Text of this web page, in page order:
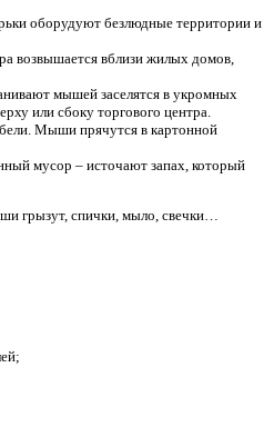
оборудуют безлюдные территории и
возвышается вблизи жилых домов,
мышей заселятся в укромных
или сбоку торгового центра.
Мыши прячутся в картонной
мусор – источают запах, который
грызут, спички, мыло, свечки…